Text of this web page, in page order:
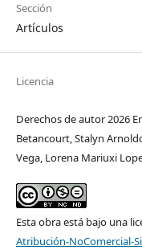
Sección
Artículos
Licencia
Derechos de autor 2026
Betancourt, Stalyn
Vega, Lorena Mariuxi
Esta obra está bajo una
Atribución-NoComercial-